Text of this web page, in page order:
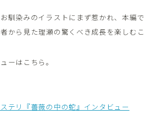
馴染みのイラストにまず惹かれ、本編
から見た理瀬の驚くべき成長を楽しむ
ーはこちら。
テリ『薔薇の中の蛇』インタビュー